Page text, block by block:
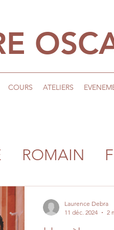
COURS ATELIERS
ROMAIN
Laurence Debra
11 déc. 2024
2